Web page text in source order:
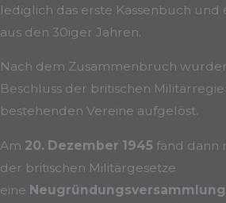
lediglich das erste Kassenbuch
aus den 30iger Jahren.
Nach dem Zusammenbruch
Beschluss der britischen
bestehenden Vereine aufgelöst.
Am 20. Dezember 1945 fand dann
der britischen Militärgesetze
eine Neugründungsversammlung